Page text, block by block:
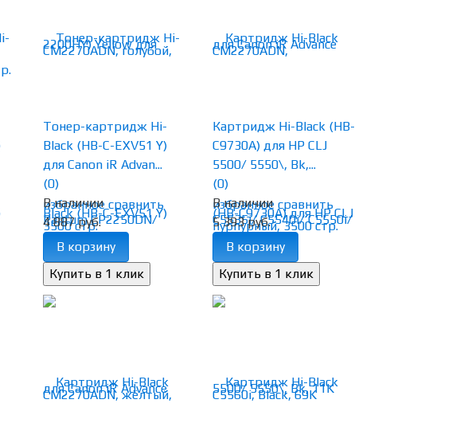
избранное сравнить
Тонер-картридж Hi-
Black (HB-C-EXV51 Y)
для Canon iR Advan...
(0)
В наличии
4 887 руб.
В корзину
избранное сравнить
Картридж Hi-Black (HB-
C9730A) для HP CLJ
5500/ 5550\, Bk,...
(0)
В наличии
5 393 руб.
В корзину